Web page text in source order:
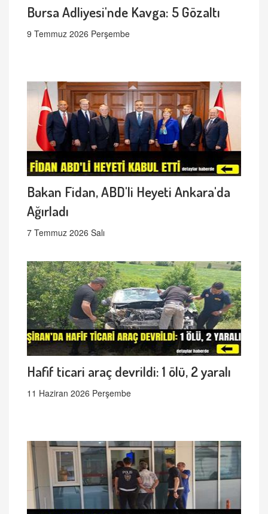
Bursa Adliyesi'nde Kavga: 5 Gözaltı
9 Temmuz 2026 Perşembe
Bakan Fidan, ABD'li Heyeti Ankara'da
Ağırladı
7 Temmuz 2026 Salı
Hafif ticari araç devrildi: 1 ölü, 2 yaralı
11 Haziran 2026 Perşembe